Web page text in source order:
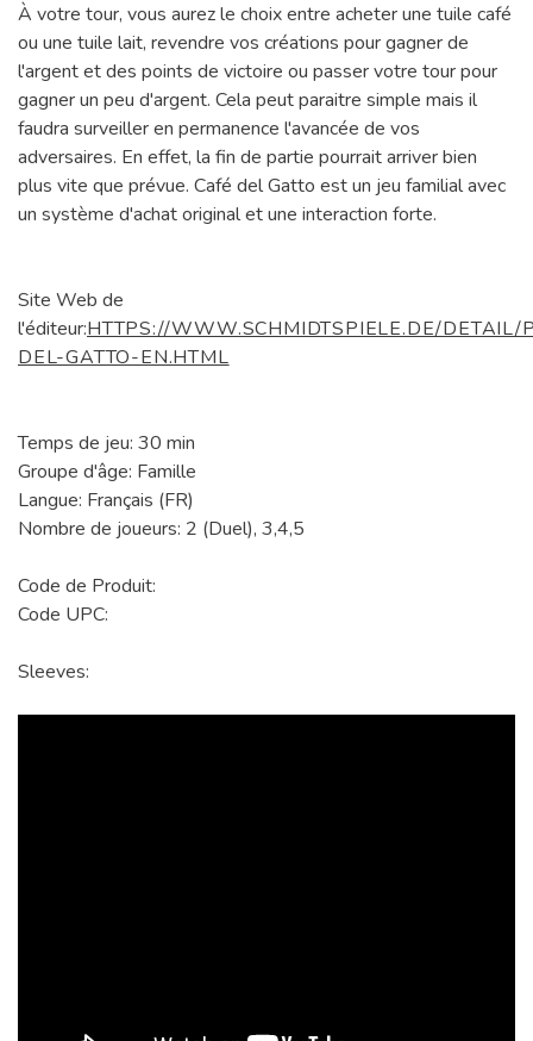
À votre tour, vous aurez le choix entre acheter une tuile café
ou une tuile lait, revendre vos créations pour gagner de
l'argent et des points de victoire ou passer votre tour pour
gagner un peu d'argent. Cela peut paraitre simple mais il
faudra surveiller en permanence l'avancée de vos
adversaires. En effet, la fin de partie pourrait arriver bien
plus vite que prévue. Café del Gatto est un jeu familial avec
un système d'achat original et une interaction forte.
Site Web de
l'éditeur:HTTPS://WWW.SCHMIDTSPIELE.DE/DETAIL/
DEL-GATTO-EN.HTML
Temps de jeu: 30 min
Groupe d'âge: Famille
Langue: Français (FR)
Nombre de joueurs: 2 (Duel), 3,4,5
Code de Produit:
Code UPC:
Sleeves: